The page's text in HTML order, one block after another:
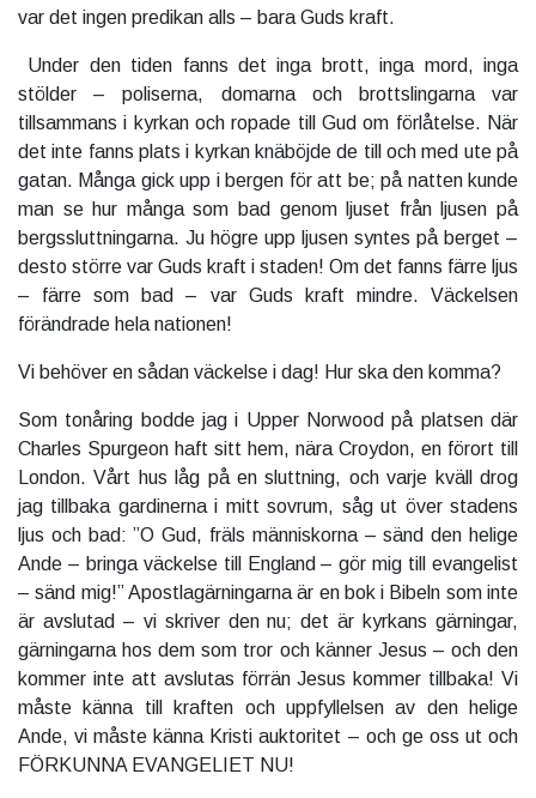
var det ingen predikan alls – bara Guds kraft.
Under den tiden fanns det inga brott, inga mord, inga
stölder – poliserna, domarna och brottslingarna var
tillsammans i kyrkan och ropade till Gud om förlåtelse. När
det inte fanns plats i kyrkan knäböjde de till och med ute på
gatan. Många gick upp i bergen för att be; på natten kunde
man se hur många som bad genom ljuset från ljusen på
bergssluttningarna. Ju högre upp ljusen syntes på berget –
desto större var Guds kraft i staden! Om det fanns färre ljus
– färre som bad – var Guds kraft mindre. Väckelsen
förändrade hela nationen!
Vi behöver en sådan väckelse i dag! Hur ska den komma?
Som tonåring bodde jag i Upper Norwood på platsen där
Charles Spurgeon haft sitt hem, nära Croydon, en förort till
London. Vårt hus låg på en sluttning, och varje kväll drog
jag tillbaka gardinerna i mitt sovrum, såg ut över stadens
ljus och bad: ”O Gud, fräls människorna – sänd den helige
Ande – bringa väckelse till England – gör mig till evangelist
– sänd mig!” Apostlagärningarna är en bok i Bibeln som inte
är avslutad – vi skriver den nu; det är kyrkans gärningar,
gärningarna hos dem som tror och känner Jesus – och den
kommer inte att avslutas förrän Jesus kommer tillbaka! Vi
måste känna till kraften och uppfyllelsen av den helige
Ande, vi måste känna Kristi auktoritet – och ge oss ut och
FÖRKUNNA EVANGELIET NU!